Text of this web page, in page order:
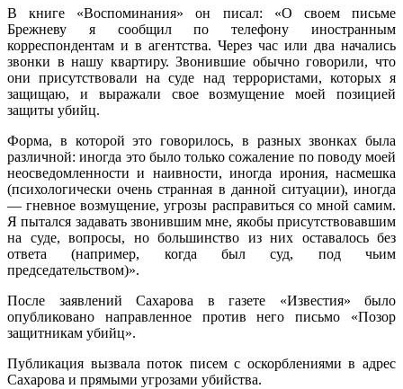
В книге «Воспоминания» он писал: «О своем письме
Брежневу я сообщил по телефону иностранным
корреспондентам и в агентства. Через час или два начались
звонки в нашу квартиру. Звонившие обычно говорили, что
они присутствовали на суде над террористами, которых я
защищаю, и выражали свое возмущение моей позицией
защиты убийц.
Форма, в которой это говорилось, в разных звонках была
различной: иногда это было только сожаление по поводу моей
неосведомленности и наивности, иногда ирония, насмешка
(психологически очень странная в данной ситуации), иногда
— гневное возмущение, угрозы расправиться со мной самим.
Я пытался задавать звонившим мне, якобы присутствовавшим
на суде, вопросы, но большинство из них оставалось без
ответа (например, когда был суд, под чьим
председательством)».
После заявлений Сахарова в газете «Известия» было
опубликовано направленное против него письмо «Позор
защитникам убийц».
Публикация вызвала поток писем с оскорблениями в адрес
Сахарова и прямыми угрозами убийства.